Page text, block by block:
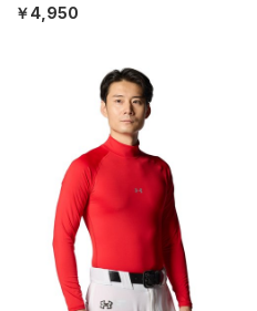
￥4,950